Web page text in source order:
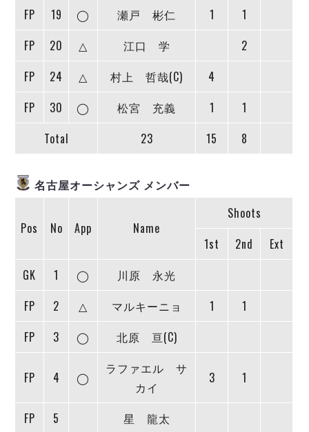
しながわシティ
ペスカドーラ町田
ボアルース長野
名古屋オーシャンズ
ボルクバレット北九州
選手の通算記録（Ｆ２）
ヴォスクオーレ仙台
リガーレヴィア葛飾
Y．S．C．C．横浜
ヴィンセドール白山
デウソン神戸
ポルセイド浜田
ミラクルスマイル新居浜
FOLLOW US!
FP
19 ◯ 瀬戸 彬仁 1
1
FP
20 △ 江口 学
2
FP
24 △ 村上 哲哉(C)
4
FP
30 ◯ 松宮 充義 1
1
Total
23 15 8
名古屋オーシャンズ メンバー
Pos No App Name
Shoots
1st
2nd
Ext
GK
1 ◯
川原 永光
FP
2 △ マルキーニョ 1
1
FP
3 ◯ 北原 亘(C)
FP 4 ◯
ラファエル サ
カイ
3 1
FP 5 星 龍太